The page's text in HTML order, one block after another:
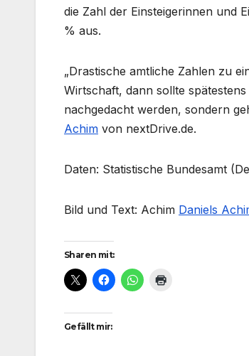
die Zahl der Einsteigerinnen und
% aus.
„Drastische amtliche Zahlen zu
Wirtschaft, dann sollte
nachgedacht werden, sondern
Achim von nextDrive.de.
Daten: Statistische Bundesamt
Bild und Text: Achim Daniels
Sharen mit:
Gefällt mir: